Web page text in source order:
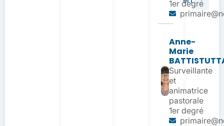
1er degré
Anne-
Marie
Surveillante
et
animatrice
pastorale
1er degré